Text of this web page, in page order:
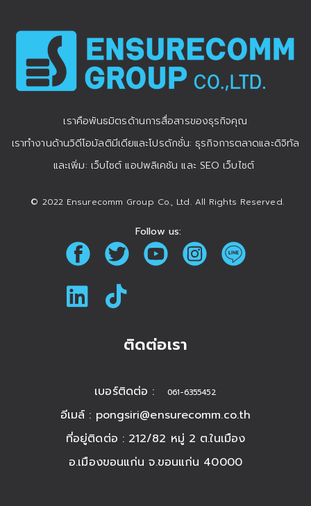
เราคือพันธมิตรด้านการสื่อสารของธุรกิจคุณ
เราทำงานด้านวิดีโอมัลติมีเดียและโปรดักชั่น: ธุรกิจการตลาดและดิจิทัล
และเพิ่ม: เว็บไซต์ แอปพลิเคชัน และ SEO เว็บไซต์
© 2022 Ensurecomm Group Co., Ltd. All Rights Reserved.
Follow us:
ติดต่อเรา
เบอร์ติดต่อ : 061-6355452
อีเมล์ : pongsiri@ensurecomm.co.th
ที่อยู่ติดต่อ : 212/82 หมู่ 2 ต.ในเมือง
อ.เมืองขอนแก่น จ.ขอนแก่น 40000